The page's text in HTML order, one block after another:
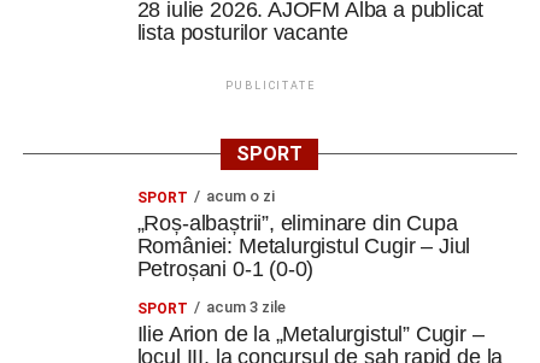
28 iulie 2026. AJOFM Alba a publicat
lista posturilor vacante
PUBLICITATE
SPORT
SPORT acum o zi
„Roș-albaștrii”, eliminare din Cupa
României: Metalurgistul Cugir – Jiul
Petroșani 0-1 (0-0)
SPORT acum 3 zile
Ilie Arion de la „Metalurgistul” Cugir –
locul III, la concursul de șah rapid de la